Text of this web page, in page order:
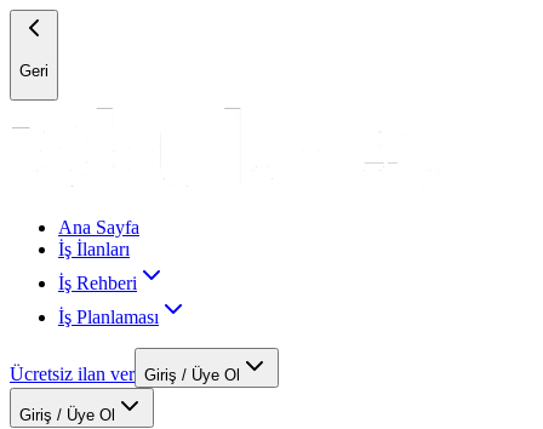
Geri
Ana Sayfa
İş İlanları
İş Rehberi
İş Planlaması
Ücretsiz ilan ver Giriş / Üye Ol
Giriş / Üye Ol